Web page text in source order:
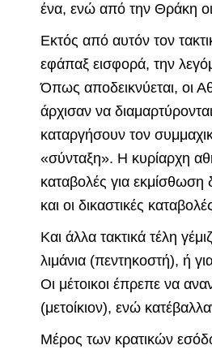
ένα, ενώ από την Θράκη οι
Εκτός από αυτόν τον
εφάπαξ εισφορά, την
Όπως αποδεικνύεται, οι
άρχισαν να
καταργήσουν τον
«σύνταξη». Η κυρίαρχη
καταβολές για εκμίσθωση
και οι δικαστικές
Και άλλα τακτικά τέλη
λιμάνια (πεντηκοστή), ή
Οι μέτοικοι έπρεπε να
(μετοίκιον), ενώ
Μέρος των κρατικών